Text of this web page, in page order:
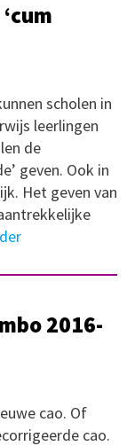
scholen in
leerlingen
de
geven. Ook in
Het geven van
2016-
cao. Of
cao.